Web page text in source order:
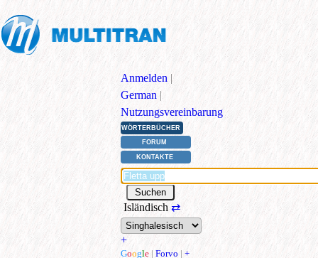
Anmelden |
German |
Nutzungsvereinbarung
WÖRTERBÜCHER
FORUM
KONTAKTE
Isländisch⇄
+
Google | Forvo | +